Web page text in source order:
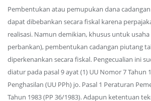
Pembentukan atau pemupukan dana
dapat dibebankan secara fiskal karena
realisasi. Namun demikian, khusus untuk
perbankan), pembentukan cadangan piutang
diperkenankan secara fiskal. Pengecualian ini
diatur pada pasal 9 ayat (1) UU Nomor 7 Tahun
Penghasilan (UU PPh) jo. Pasal 1 Peraturan
Tahun 1983 (PP 36/1983). Adapun ketentuan